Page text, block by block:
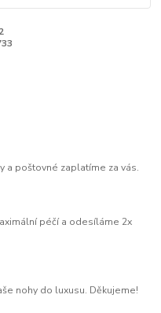
a poštovné zaplatíme za vás.
péčí a odesíláme 2x
nohy do luxusu. Děkujeme!